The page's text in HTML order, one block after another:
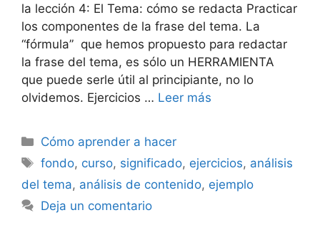
la lección 4: El Tema: cómo se redacta Practicar
los componentes de la frase del tema. La
“fórmula” que hemos propuesto para redactar
la frase del tema, es sólo un HERRAMIENTA
que puede serle útil al principiante, no lo
olvidemos. Ejercicios … Leer más
Categorías
Cómo aprender a hacer
Etiquetas
fondo, curso, significado, ejercicios, análisis
del tema, análisis de contenido, ejemplo
Deja un comentario